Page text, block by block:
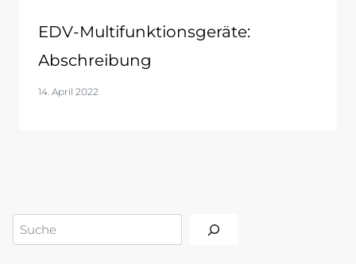
EDV-Multifunktionsgeräte:
Abschreibung
14. April 2022
Suchen